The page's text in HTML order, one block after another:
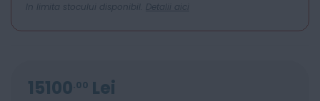
In limita stocului disponibil. Detalii aici
15100 00 Lei